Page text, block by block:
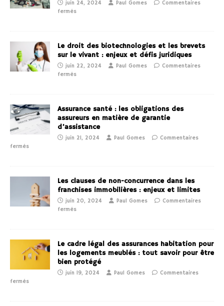
juin 24, 2024 Paul Gomes
Commentaires
fermés
Le droit des biotechnologies et les brevets
sur le vivant : enjeux et défis juridiques
juin 22, 2024 Paul Gomes
Commentaires
fermés
Assurance santé : les obligations des
assureurs en matière de garantie
d’assistance
juin 21, 2024 Paul Gomes
Commentaires
fermés
Les clauses de non-concurrence dans les
franchises immobilières : enjeux et limites
juin 20, 2024 Paul Gomes
Commentaires
fermés
Le cadre légal des assurances habitation pour
les logements meublés : tout savoir pour être
bien protégé
juin 19, 2024 Paul Gomes
Commentaires
fermés